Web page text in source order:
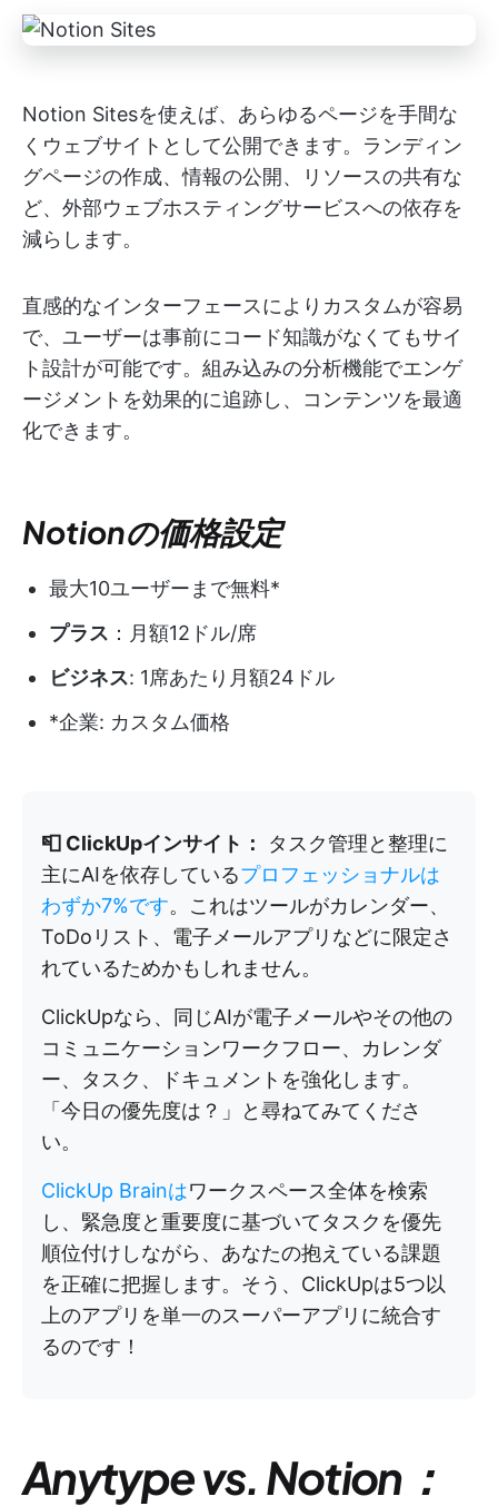
Notion Sitesを使えば、あらゆるページを手間な
くウェブサイトとして公開できます。ランディン
グページの作成、情報の公開、リソースの共有な
ど、外部ウェブホスティングサービスへの依存を
減らします。
直感的なインターフェースによりカスタムが容易
で、ユーザーは事前にコード知識がなくてもサイ
ト設計が可能です。組み込みの分析機能でエンゲ
ージメントを効果的に追跡し、コンテンツを最適
化できます。
Notionの価格設定
最大10ユーザーまで無料*
プラス ：月額12ドル/席
ビジネス: 1席あたり月額24ドル
*企業: カスタム価格
📮 ClickUpインサイト：
タスク管理と整理に
主にAIを依存しているプロフェッショナルは
わずか7%です。これはツールがカレンダー、
ToDoリスト、電子メールアプリなどに限定さ
れているためかもしれません。
ClickUpなら、同じAIが電子メールやその他の
コミュニケーションワークフロー、カレンダ
ー、タスク、ドキュメントを強化します。
「今日の優先度は？」と尋ねてみてくださ
い。
ClickUp Brainはワークスペース全体を検索
し、緊急度と重要度に基づいてタスクを優先
順位付けしながら、あなたの抱えている課題
を正確に把握します。そう、ClickUpは5つ以
上のアプリを単一のスーパーアプリに統合す
るのです！
Anytype vs. Notion：